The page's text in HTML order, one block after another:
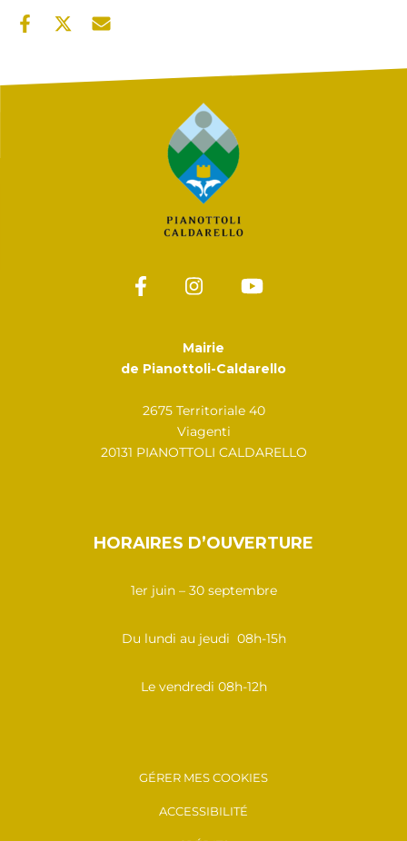
Mairie
de Pianottoli-Caldarello
2675 Territoriale 40
Viagenti
20131 PIANOTTOLI CALDARELLO
HORAIRES D’OUVERTURE
1er juin – 30 septembre
Du lundi au jeudi 08h-15h
Le vendredi 08h-12h
GÉRER MES COOKIES
ACCESSIBILITÉ